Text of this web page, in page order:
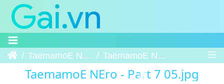
Trang chủTaemamoE NEro - Part 7 TaemamoE NEro - Part 7 05
TaemamoE NEro - Part 7 05.jpg